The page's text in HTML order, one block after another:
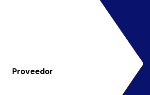
Proveedor